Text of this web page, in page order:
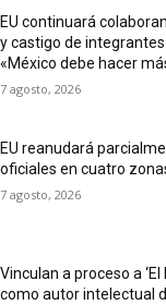
EU continuará
y castigo de integrantes
«México debe hacer
7 agosto, 2026
EU reanudará
oficiales en cuatro
7 agosto, 2026
Vinculan a proceso a ‘El
como autor intelectual